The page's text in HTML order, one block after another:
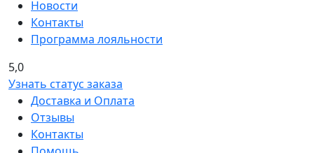
Новости
Контакты
Программа лояльности
5,0
Узнать статус заказа
Доставка и Оплата
Отзывы
Контакты